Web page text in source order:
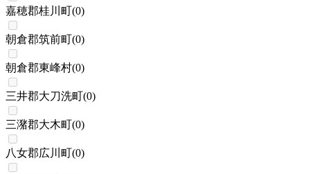
嘉穂郡桂川町(0)
朝倉郡筑前町(0)
朝倉郡東峰村(0)
三井郡大刀洗町(0)
三潴郡大木町(0)
八女郡広川町(0)